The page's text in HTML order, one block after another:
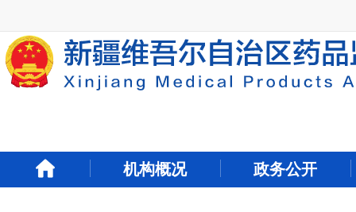
机构概况 政务公开
口
打
开
面,